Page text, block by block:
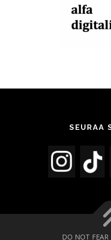
SEURAA
DO NOT FEAR